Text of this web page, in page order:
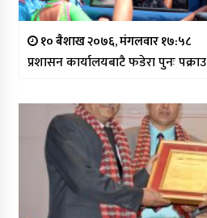
१० बैशाख २०७६, मंगलवार १७:५८
प्रशासन कार्यालयबाटै फडेरा पुनः पक्राउ